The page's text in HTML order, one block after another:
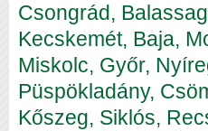
Csongrád,
Kecskemét, Baja,
Miskolc, Győr,
Püspökladány,
Kőszeg, Siklós,